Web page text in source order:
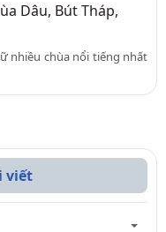
Dâu, Bút Tháp,
nhiều chùa nổi tiếng nhất
viết